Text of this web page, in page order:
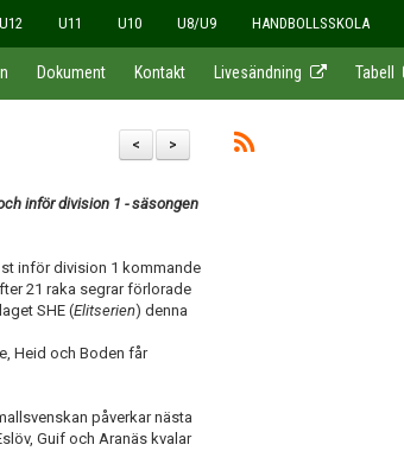
U12 U11 U10 U8/U9 HANDBOLLSSKOLA
Dokument Kontakt Livesändning Tabell
>
<
inför division 1 - säsongen
inför division 1 kommande
21 raka segrar förlorade
SHE (Elitserien) denna
Heid och Boden får
påverkar nästa
Guif och Aranäs kvalar